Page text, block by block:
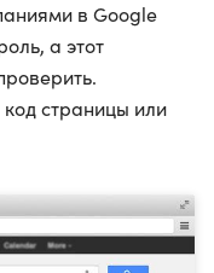
в Google
а этот
страницы или